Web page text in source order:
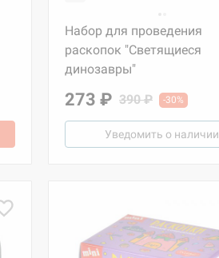
Набор для проведения
раскопок "Светящиеся
динозавры"
273 ₽ 390 ₽ -30%
Уведомить о наличии